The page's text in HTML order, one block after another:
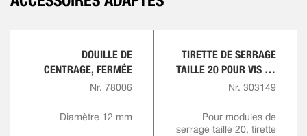
DOUILLE DE
CENTRAGE, FERMÉE
Nr. 78006
Diamètre 12 mm
TIRETTE DE SERRAGE
TAILLE 20 POUR VIS DE
TIRETTE M10 ET M12
Nr. 303149
Pour modules de
serrage taille 20, tirette